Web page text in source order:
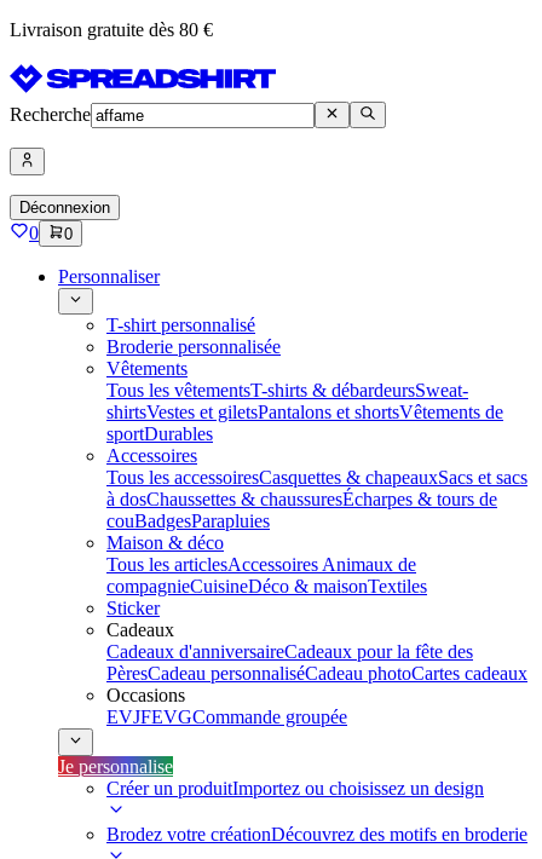
Livraison gratuite dès 80 €
Recherche
Déconnexion
0 0
Personnaliser
T-shirt personnalisé
Broderie personnalisée
Vêtements
Tous les vêtementsT-shirts & débardeursSweat-
shirtsVestes et giletsPantalons et shortsVêtements de
sportDurables
Accessoires
Tous les accessoiresCasquettes & chapeauxSacs et sacs
à dosChaussettes & chaussuresÉcharpes & tours de
couBadgesParapluies
Maison & déco
Tous les articlesAccessoires Animaux de
compagnieCuisineDéco & maisonTextiles
Sticker
Cadeaux
Cadeaux d'anniversaireCadeaux pour la fête des
PèresCadeau personnaliséCadeau photoCartes cadeaux
Occasions
EVJFEVGCommande groupée
Je personnalise
Créer un produitImportez ou choisissez un design
Brodez votre créationDécouvrez des motifs en broderie